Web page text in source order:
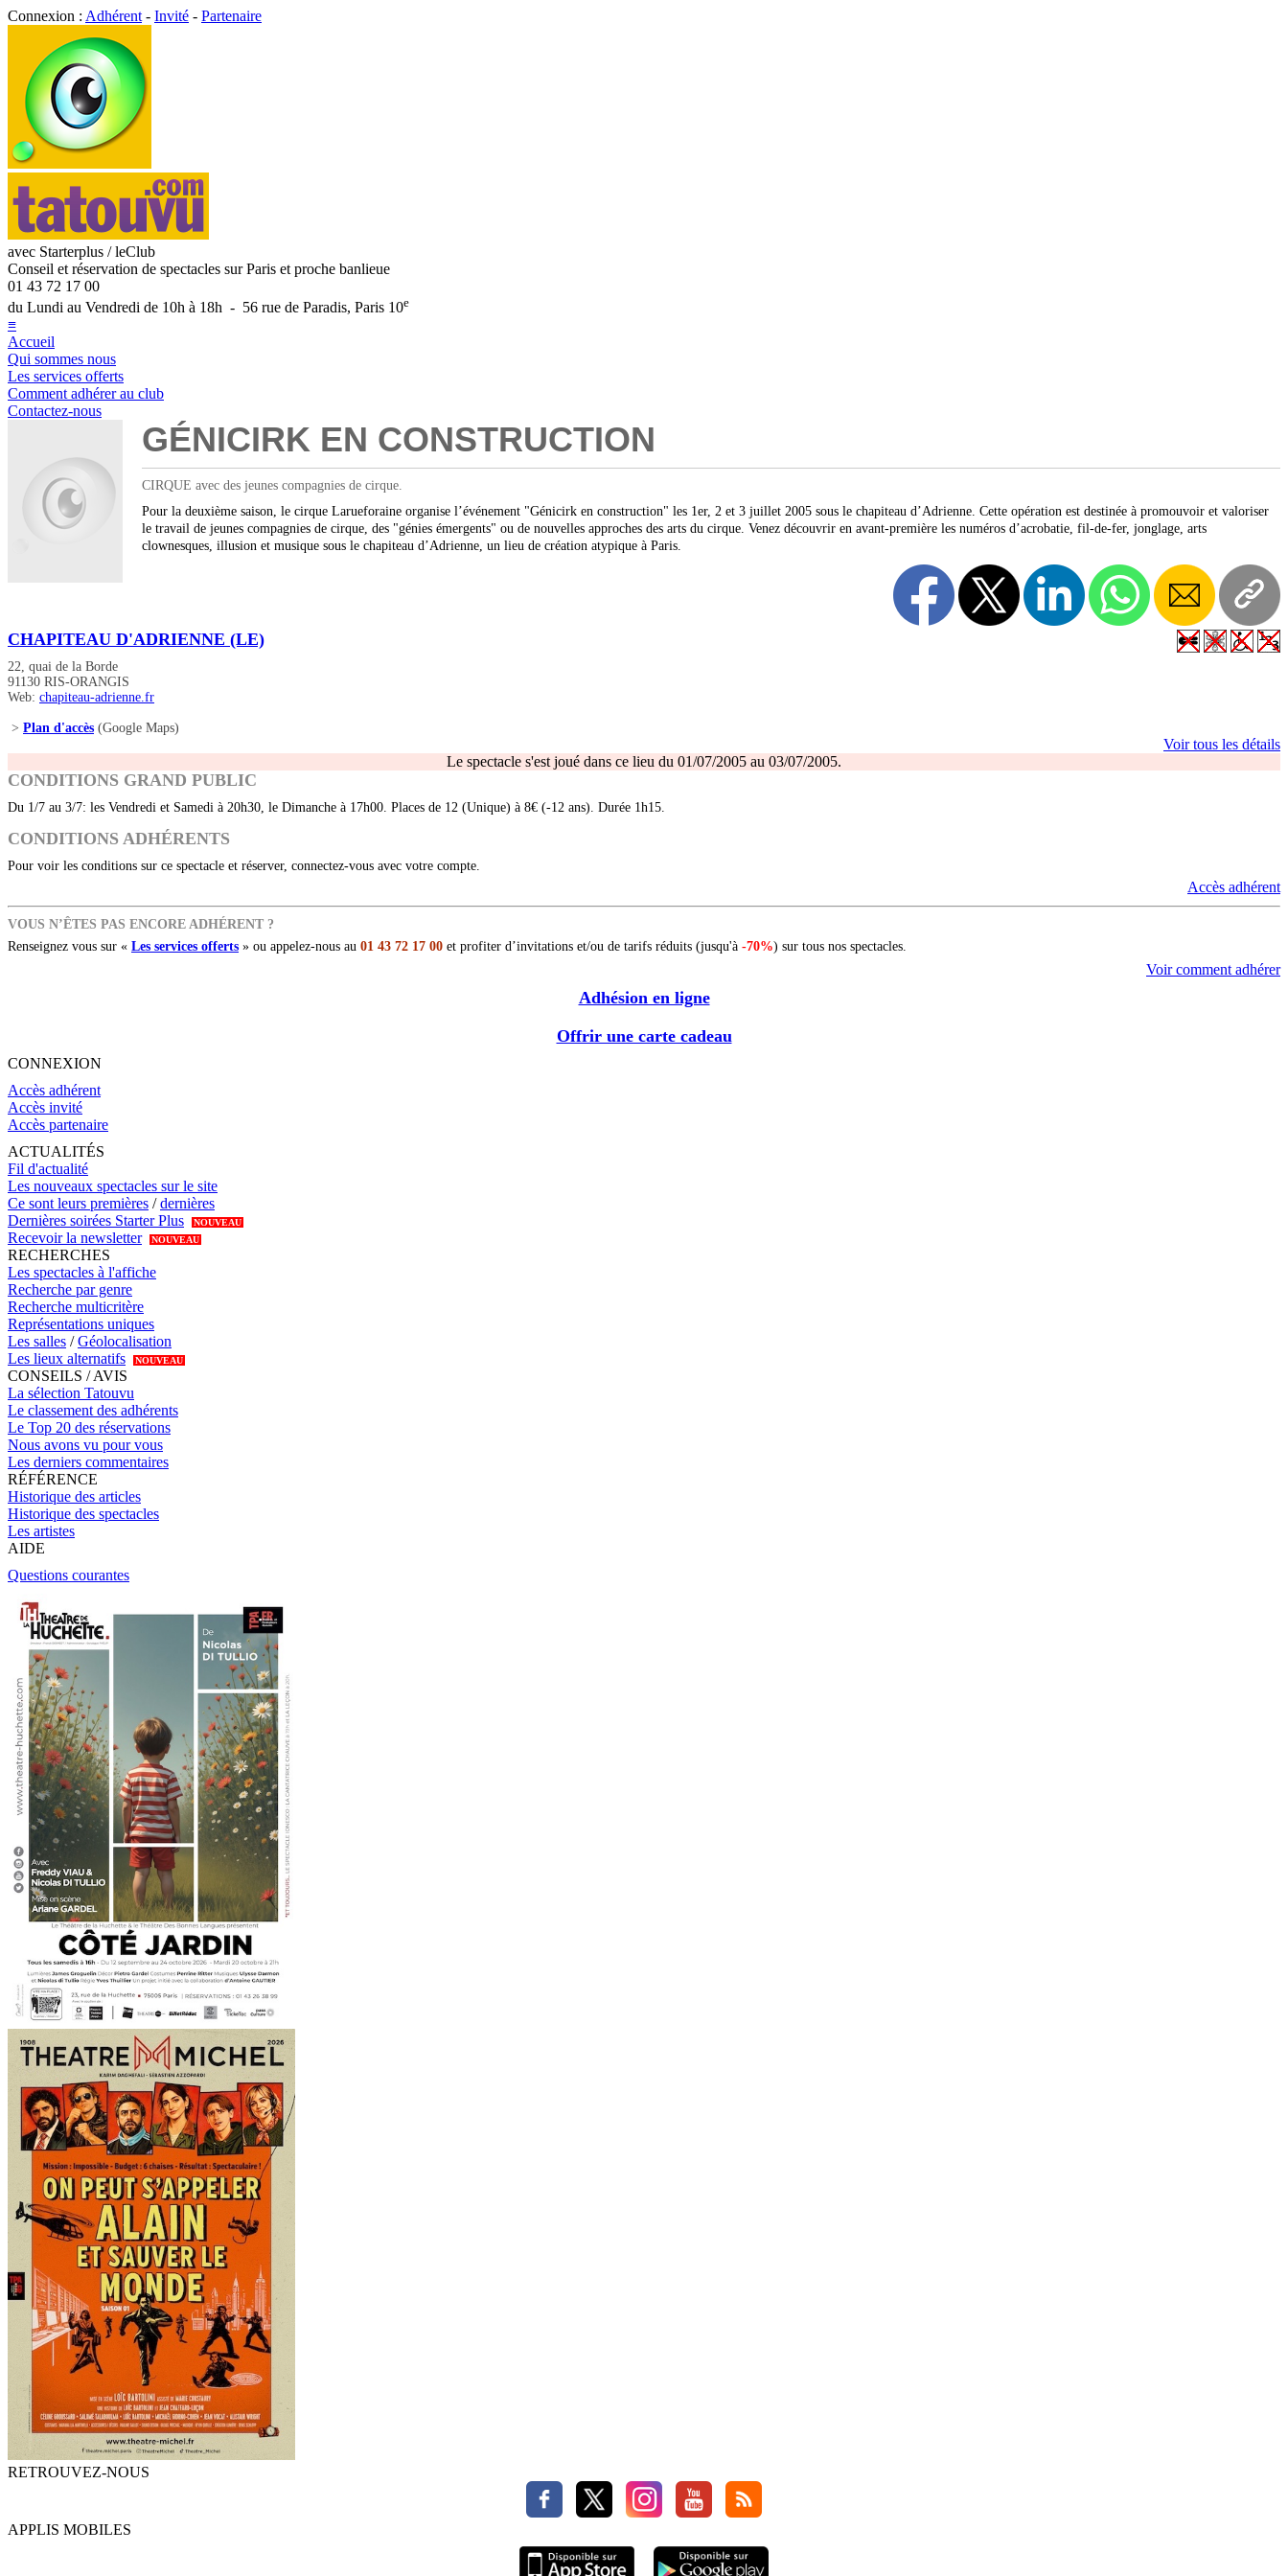
Connexion : Adhérent - Invité - Partenaire
avec Starterplus / leClub
Conseil et réservation de spectacles sur Paris et proche banlieue
01 43 72 17 00
du Lundi au Vendredi de 10h à 18h - 56 rue de Paradis, Paris 10e
≡
Accueil
Qui sommes nous
Les services offerts
Comment adhérer au club
Contactez-nous
GÉNICIRK EN CONSTRUCTION
CIRQUE avec des jeunes compagnies de cirque.
Pour la deuxième saison, le cirque Larueforaine organise l’événement "Génicirk en construction" les 1er, 2 et 3 juillet 2005 sous le chapiteau d’Adrienne. Cette opération est destinée à promouvoir et valoriser
le travail de jeunes compagnies de cirque, des "génies émergents" ou de nouvelles approches des arts du cirque. Venez découvrir en avant-première les numéros d’acrobatie, fil-de-fer, jonglage, arts
clownesques, illusion et musique sous le chapiteau d’Adrienne, un lieu de création atypique à Paris.
CHAPITEAU D'ADRIENNE (LE)
22, quai de la Borde
91130 RIS-ORANGIS
Web: chapiteau-adrienne.fr
> Plan d'accès (Google Maps)
Voir tous les détails
Le spectacle s'est joué dans ce lieu du 01/07/2005 au 03/07/2005.
CONDITIONS GRAND PUBLIC
Du 1/7 au 3/7: les Vendredi et Samedi à 20h30, le Dimanche à 17h00. Places de 12 (Unique) à 8€ (-12 ans). Durée 1h15.
CONDITIONS ADHÉRENTS
Pour voir les conditions sur ce spectacle et réserver, connectez-vous avec votre compte.
Accès adhérent
VOUS N’ÊTES PAS ENCORE ADHÉRENT ?
Renseignez vous sur « Les services offerts » ou appelez-nous au 01 43 72 17 00 et profiter d’invitations et/ou de tarifs réduits (jusqu'à -70%) sur tous nos spectacles.
Voir comment adhérer
Adhésion en ligne
Offrir une carte cadeau
CONNEXION
Accès adhérent
Accès invité
Accès partenaire
ACTUALITÉS
Fil d'actualité
Les nouveaux spectacles sur le site
Ce sont leurs premières /dernières
Dernières soirées Starter Plus
NOUVEAU
Recevoir la newsletter NOUVEAU
RECHERCHES
Les spectacles à l'affiche
Recherche par genre
Recherche multicritère
Représentations uniques
Les salles /Géolocalisation
Les lieux alternatifs
NOUVEAU
CONSEILS / AVIS
La sélection Tatouvu
Le classement des adhérents
Le Top 20 des réservations
Nous avons vu pour vous
Les derniers commentaires
RÉFÉRENCE
Historique des articles
Historique des spectacles
Les artistes
AIDE
Questions courantes
RETROUVEZ-NOUS
APPLIS MOBILES